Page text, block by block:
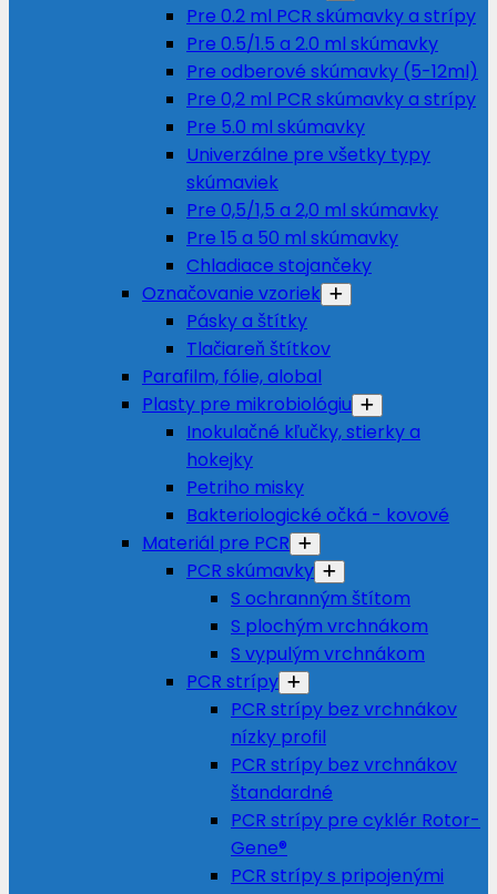
Pre 0.2 ml PCR skúmavky a strípy
Pre 0.5/1.5 a 2.0 ml skúmavky
Pre odberové skúmavky (5-12ml)
Pre 0,2 ml PCR skúmavky a strípy
Pre 5.0 ml skúmavky
Univerzálne pre všetky typy
skúmaviek
Pre 0,5/1,5 a 2,0 ml skúmavky
Pre 15 a 50 ml skúmavky
Chladiace stojančeky
Označovanie vzoriek
Pásky a štítky
Tlačiareň štítkov
Parafilm, fólie, alobal
Plasty pre mikrobiológiu
Inokulačné kľučky, stierky a
hokejky
Petriho misky
Bakteriologické očká - kovové
Materiál pre PCR
PCR skúmavky
S ochranným štítom
S plochým vrchnákom
S vypulým vrchnákom
PCR strípy
PCR strípy bez vrchnákov
nízky profil
PCR strípy bez vrchnákov
štandardné
PCR strípy pre cyklér Rotor-
Gene®
PCR strípy s pripojenými